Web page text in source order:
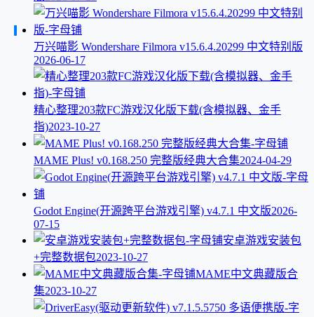
万兴喵影 Wondershare Filmora v15.6.4.20299 中文特别版
2026-06-17
精心整理203款FC游戏汉化版下载(含模拟器、金手
指)2023-10-27
MAME Plus! v0.168.250 完整版经典大合集2024-04-29
Godot Engine(开源跨平台游戏引擎) v4.7.1 中文版2026-
07-15
安卓游戏安装包
+完整数据包2023-10-27
MAME中文典藏版合
集2023-10-27